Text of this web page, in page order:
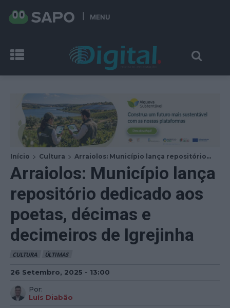
MENU
Início Cultura Arraiolos: Município lança repositório...
Arraiolos: Município lança
repositório dedicado aos
poetas, décimas e
decimeiros de Igrejinha
CULTURA ÚLTIMAS
26 Setembro, 2025 - 13:00
Por:
Luís Diabão